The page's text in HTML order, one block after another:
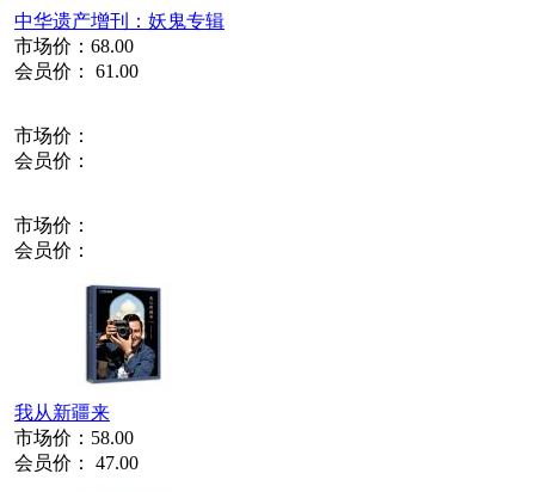
中华遗产增刊：妖鬼专辑
市场价： 68.00
会员价： 61.00
市场价：
会员价：
市场价：
会员价：
我从新疆来
市场价： 58.00
会员价： 47.00